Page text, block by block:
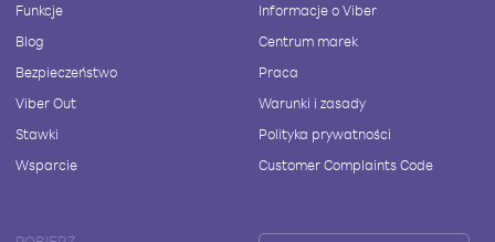
Funkcje
Blog
Bezpieczeństwo
Viber Out
Stawki
Wsparcie
Informacje o Viber
Centrum marek
Praca
Warunki i zasady
Polityka prywatności
Customer Complaints Code